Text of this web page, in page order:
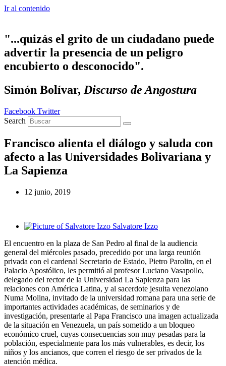
Ir al contenido
"...quizás el grito de un ciudadano puede
advertir la presencia de un peligro
encubierto o desconocido".
Simón Bolívar, Discurso de Angostura
Facebook Twitter
Search
Francisco alienta el diálogo y saluda con
afecto a las Universidades Bolivariana y
La Sapienza
12 junio, 2019
Salvatore Izzo
El encuentro en la plaza de San Pedro al final de la audiencia
general del miércoles pasado, precedido por una larga reunión
privada con el cardenal Secretario de Estado, Pietro Parolin, en el
Palacio Apostólico, les permitió al profesor Luciano Vasapollo,
delegado del rector de la Universidad La Sapienza para las
relaciones con América Latina, y al sacerdote jesuita venezolano
Numa Molina, invitado de la universidad romana para una serie de
importantes actividades académicas, de seminarios y de
investigación, presentarle al Papa Francisco una imagen actualizada
de la situación en Venezuela, un país sometido a un bloqueo
económico cruel, cuyas consecuencias son muy pesadas para la
población, especialmente para los más vulnerables, es decir, los
niños y los ancianos, que corren el riesgo de ser privados de la
atención médica.